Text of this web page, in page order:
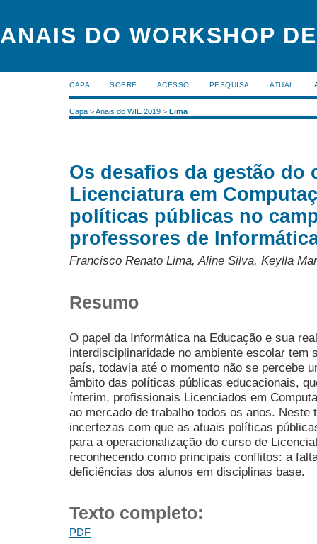
ANAIS DO WORKSHOP
CAPA SOBRE ACESSO PESQUISA ATUAL
Capa >Anais do WIE 2019 > Lima
Os desafios da gestão do
Licenciatura em
políticas públicas no
professores de
Francisco Renato Lima, Aline Silva, Keylla
Resumo
O papel da Informática na Educação e sua
interdisciplinaridade no ambiente escolar tem
país, todavia até o momento não se percebe
âmbito das políticas públicas educacionais,
ínterim, profissionais Licenciados em
ao mercado de trabalho todos os anos. Neste
incertezas com que as atuais políticas
para a operacionalização do curso de
reconhecendo como principais conflitos: a
deficiências dos alunos em disciplinas base.
Texto completo:
PDF